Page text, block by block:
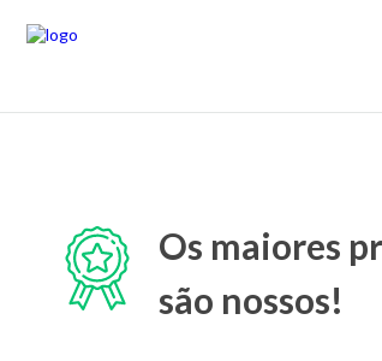
Os maiores
são nossos!